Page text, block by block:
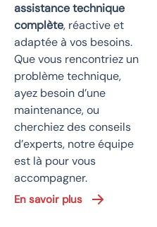
assistance technique
complète, réactive et
adaptée à vos besoins.
Que vous rencontriez un
problème technique,
ayez besoin d’une
maintenance, ou
cherchiez des conseils
d’experts, notre équipe
est là pour vous
accompagner.
En savoir plus